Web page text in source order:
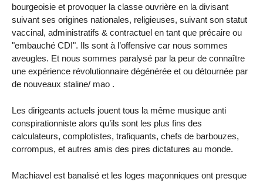
bourgeoisie et provoquer la classe ouvrière en la divisant
suivant ses origines nationales, religieuses, suivant son statut
vaccinal, administratifs & contractuel en tant que précaire ou
"embauché CDI". Ils sont à l’offensive car nous sommes
aveugles. Et nous sommes paralysé par la peur de connaître
une expérience révolutionnaire dégénérée et ou détournée par
de nouveaux staline/ mao .
Les dirigeants actuels jouent tous la même musique anti
conspirationniste alors qu’ils sont les plus fins des
calculateurs, complotistes, trafiquants, chefs de barbouzes,
corrompus, et autres amis des pires dictatures au monde.
Machiavel est banalisé et les loges maçonniques ont presque